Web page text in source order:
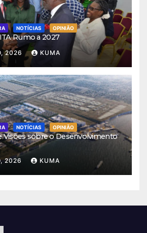
NOTÍCIAS OPINIÃO
Rumo a 2027
2026 KUMA
NOTÍCIAS OPINIÃO
Visões sobre o Desenvolvimento
2026 KUMA